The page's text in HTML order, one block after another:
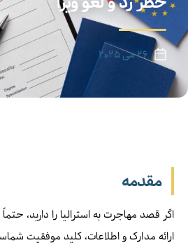
تاریخ۲۶ می ۲۰۲۵
مقدمه
اگر قصد مهاجرت به استرالیا را دارید،
ارائه مدارک و اطلاعات، کلید موفقیت